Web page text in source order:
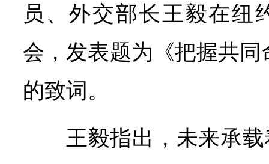
员、外交部长王毅在纽
会，发表题为《把握共
的致词。
王毅指出，未来承